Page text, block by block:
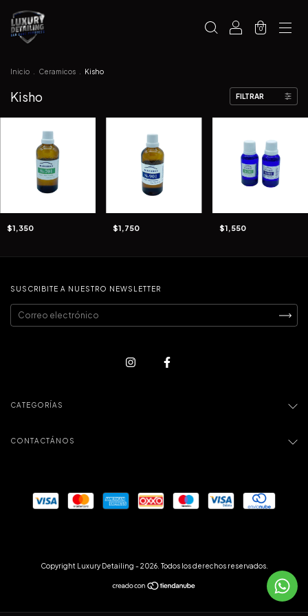
0
Inicio Ceramicos Kisho
Kisho FILTRAR
$1,350 $1,750 $1,550
SUSCRIBITE A NUESTRO NEWSLETTER
CATEGORÍAS
CONTACTÁNOS
Copyright Luxury Detailing - 2026. Todos los derechos reservados.